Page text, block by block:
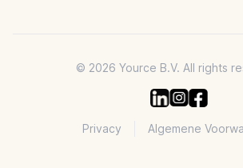
© 2026 Yource B.V. All rights
Privacy Algemene